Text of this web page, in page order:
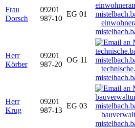
Frau
Dorsch
09201
987-10
EG 01
Herr
Körber
09201
987-20
OG 11
Herr
Krug
09201
987-13
EG 03